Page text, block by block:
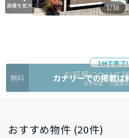
画像を拡大 1/30
1分で完了!
無料 お部屋について
見学希望・空室確
カナリーでの掲載は
おすすめ物件 (20件)